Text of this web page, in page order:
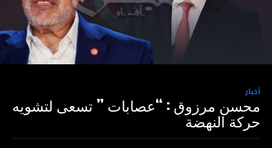
أخبار
محسن مرزوق : “عصابات ” تسعى لتشويه
حركة النهضة